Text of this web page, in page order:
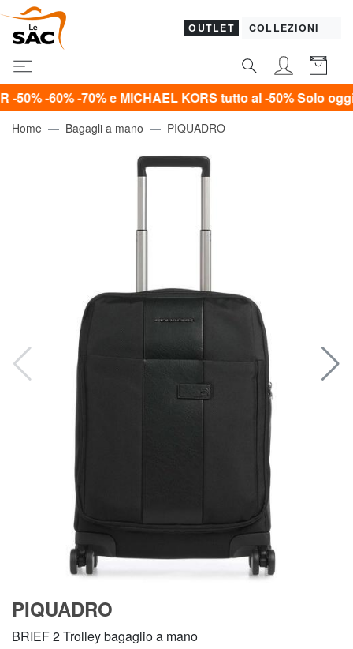
OUTLET COLLEZIONI
-70% e MICHAEL KORS tutto al -50%Solo oggi!*
Home Bagagli a mano PIQUADRO
PIQUADRO
BRIEF 2 Trolley bagaglio a mano